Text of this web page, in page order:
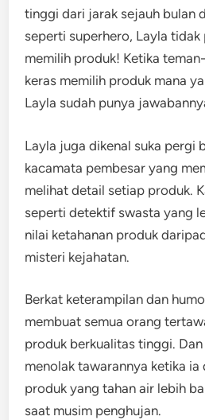
tinggi dari jarak sejauh bulan
seperti superhero, Layla tidak
memilih produk! Ketika
keras memilih produk mana
Layla sudah punya
Layla juga dikenal suka pergi
kacamata pembesar yang
melihat detail setiap produk.
seperti detektif swasta yang
nilai ketahanan produk
misteri kejahatan.
Berkat keterampilan dan
membuat semua orang
produk berkualitas tinggi.
menolak tawarannya ketika
produk yang tahan air lebih
saat musim penghujan.